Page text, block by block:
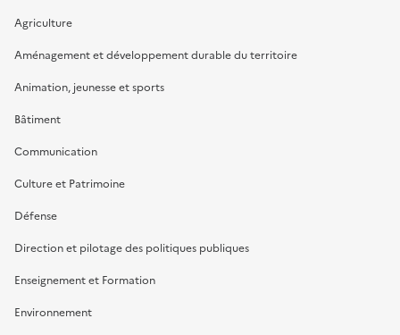
Agriculture
Aménagement et développement durable du territoire
Animation, jeunesse et sports
Bâtiment
Communication
Culture et Patrimoine
Défense
Direction et pilotage des politiques publiques
Enseignement et Formation
Environnement